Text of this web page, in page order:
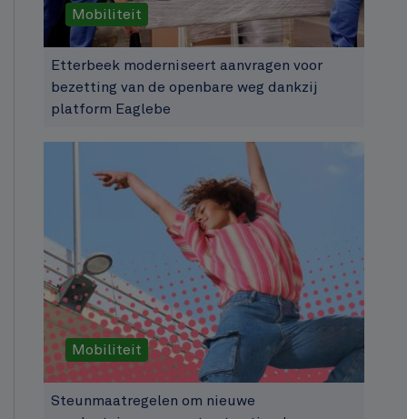
Mobiliteit
Etterbeek moderniseert aanvragen voor
bezetting van de openbare weg dankzij
platform Eaglebe
Mobiliteit
Steunmaatregelen om nieuwe